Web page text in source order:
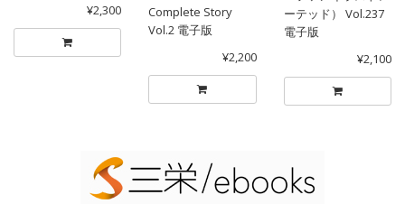
¥2,300
Complete Story
Vol.2 電子版
¥2,200
ーテッド） Vol.237
電子版
¥2,100